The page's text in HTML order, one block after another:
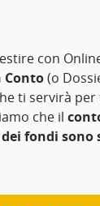
con
Conto(o
ti servirà
che il
fondi sono